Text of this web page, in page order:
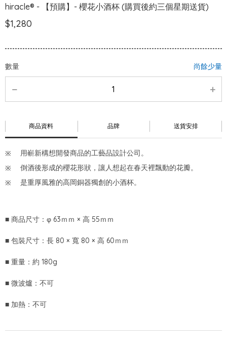
hiracle® - 【預購】- 櫻花小酒杯 (購買後約三個星期送貨)
$1,280
數量 尚餘少量
商品資料 品牌 送貨安排
用嶄新構想開發商品的工藝品設計公司。
倒酒後形成的櫻花形狀，讓人想起在春天裡飄動的花瓣。
是重厚風雅的高岡銅器獨創的小酒杯。
■ 商品尺寸：φ 63ｍｍ × 高 55ｍｍ
■ 包裝尺寸：長 80 × 寬 80 × 高 60ｍｍ
■ 重量：約 180g
■ 微波爐：不可
■ 加熱：不可